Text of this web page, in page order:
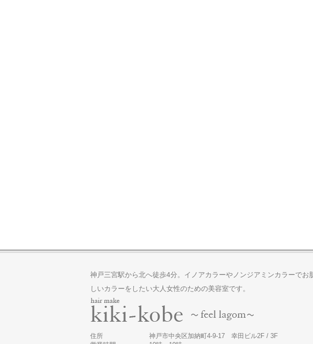
神戸三宮駅から北へ徒歩4分。イノアカラーやノンジアミンカラーでお
しいカラーをしたい大人女性のための美容室です。
住所
神戸市中央区加納町4-9-17 幸田ビル2F / 3F